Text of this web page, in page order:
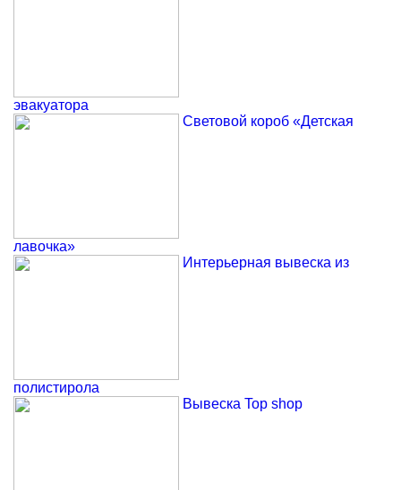
эвакуатора
Световой короб «Детская
лавочка»
Интерьерная вывеска из
полистирола
Вывеска Top shop